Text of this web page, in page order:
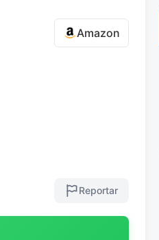
Amazon
Reportar